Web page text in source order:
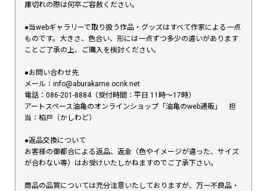
庫切れの際は何卒ご容赦ください。
●当webギャラリーで取り扱う作品・グッズはすべて作家による一点
ものです。大きさ、色合い、形には一点ずつ多少の違いがあります
ことご了承の上、ご購入を検討ください。
●お問い合わせ先
メール：info@aburakame.ocnk.net
電話：086-201-8884（受付時間：平日 11時〜17時）
アートスペース油亀のオンラインショップ「油亀のweb通販」 担
当：柏戸（かしわど）
●返品交換について
お客様の御都合による返品、返金（色やイメージが違った、サイズ
が合わない等）はお受けいたしかねますのでご了承下さい。
商品の品質については充分注意いたしておりますが、万一不良品・